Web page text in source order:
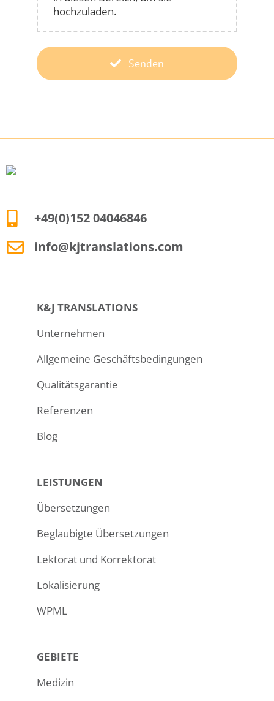
hochzuladen.
Senden
+49(0)152 04046846
info@kjtranslations.com
K&J TRANSLATIONS
Unternehmen
Allgemeine Geschäftsbedingungen
Qualitätsgarantie
Referenzen
Blog
LEISTUNGEN
Übersetzungen
Beglaubigte Übersetzungen
Lektorat und Korrektorat
Lokalisierung
WPML
GEBIETE
Medizin